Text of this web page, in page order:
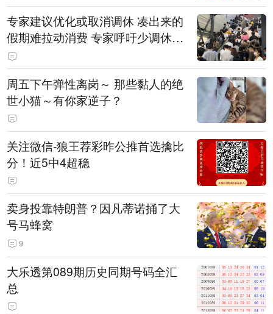
专家建议优化或取消调休 凑出来的
假期难拉动消费 专家呼吁少调休多
放假
周五下午弹性离岗～ 那些黏人的绝
世小猫～有你家逆子？
关注微信-狼王荐彩昨公推首选擒比
分！近5中4超稳
卖身投靠特朗普？因凡蒂诺捅了大
号马蜂窝
9
大乐透第089期历史同期号码全汇
总